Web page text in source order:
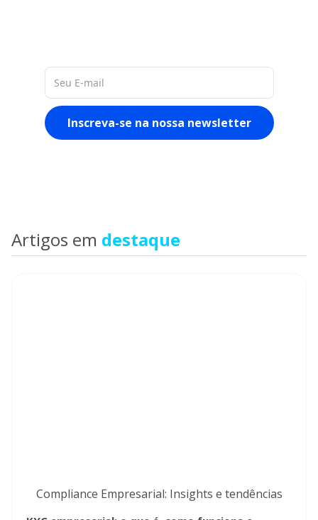
sobre o mercado
Artigos em destaque
Compliance Empresarial: Insights e tendências